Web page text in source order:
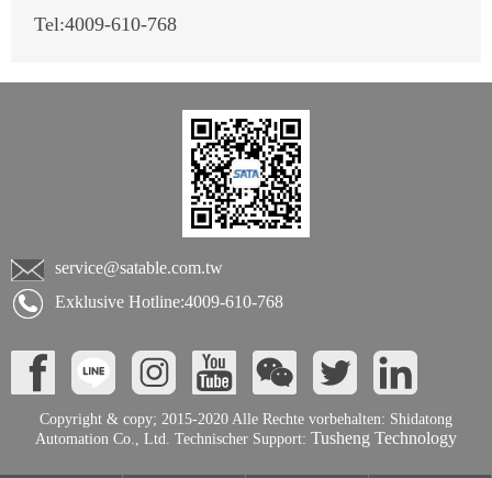
Tel:4009-610-768
service@satable.com.tw
Exklusive Hotline:4009-610-768
Copyright & copy; 2015-2020 Alle Rechte vorbehalten: Shidatong
Automation Co., Ltd. Technischer Support: Tusheng Technology